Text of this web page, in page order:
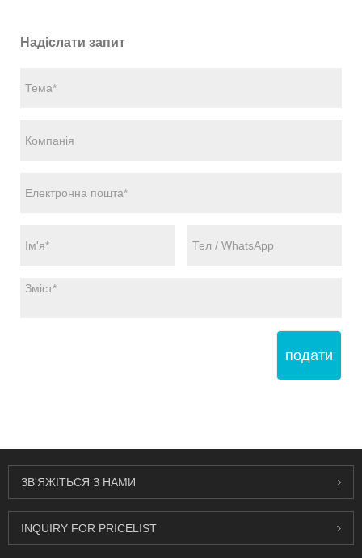
Надіслати запит
подати
ЗВ'ЯЖІТЬСЯ З НАМИ
INQUIRY FOR PRICELIST